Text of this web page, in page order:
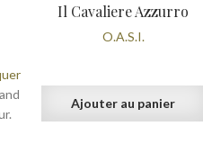
Il Cavaliere Azzurro
O.A.S.I.
Ajouter au panier